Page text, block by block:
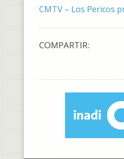
CMTV – Los Pericos
COMPARTIR: